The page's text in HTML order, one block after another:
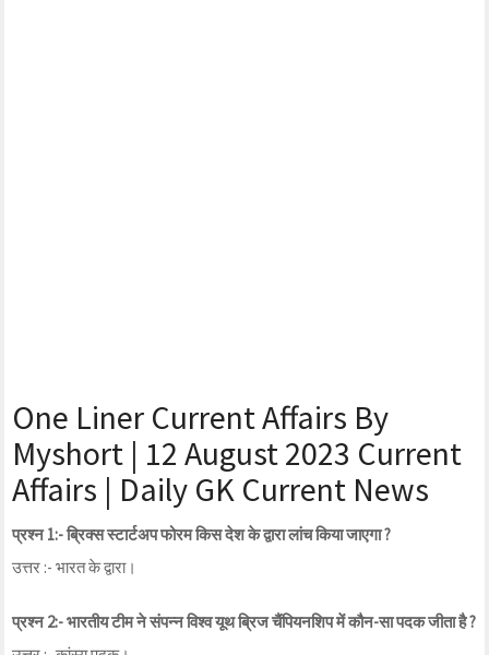
One Liner Current Affairs By
Myshort | 12 August 2023 Current
Affairs | Daily GK Current News
प्रश्न 1:- ब्रिक्स स्टार्टअप फोरम किस देश के द्वारा लांच किया जाएगा ?
उत्तर :- भारत के द्वारा।
प्रश्न 2:- भारतीय टीम ने संपन्न विश्व यूथ ब्रिज चैंपियनशिप में कौन-सा पदक जीता है ?